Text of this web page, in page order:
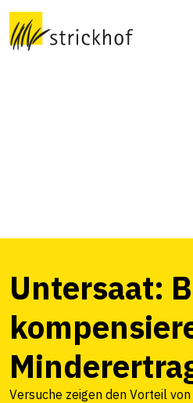
Untersaat:
Versuche zeigen den Vorteil